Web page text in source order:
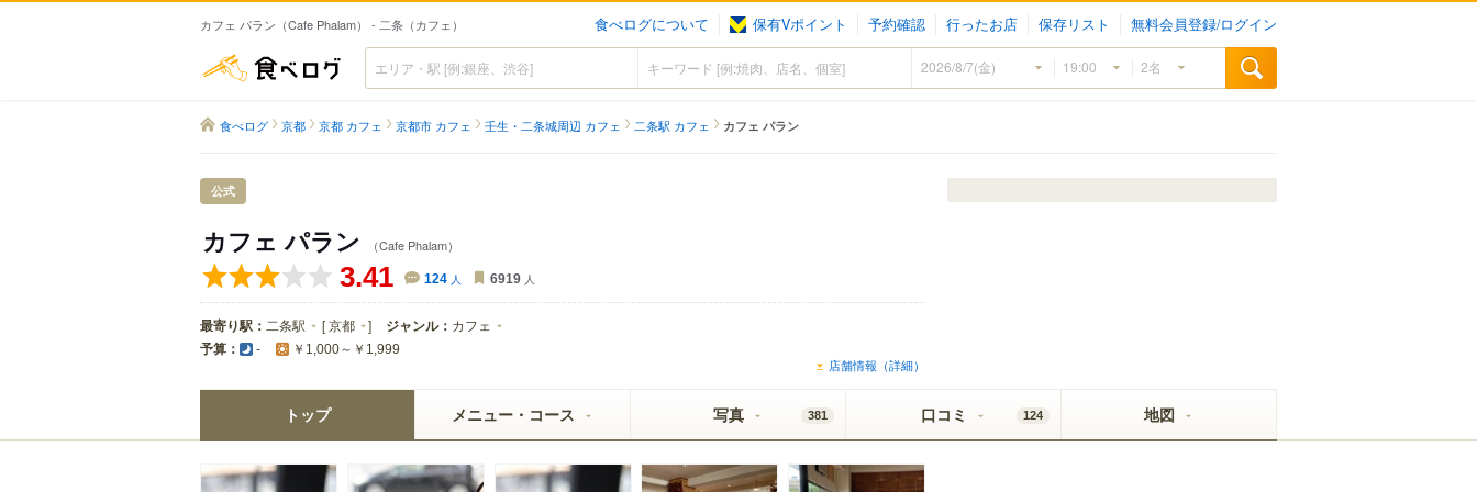
カフェ パラン（Cafe Phalam） - 二条（カフェ） 食べログについて 保有Vポイント 予約確認 行ったお店 保存リスト 無料会員登録/ログイン
食べログ
食べログ 京都 京都 カフェ 京都市 カフェ 壬生・二条城周辺 カフェ 二条駅 カフェ カフェ パラン
公式
カフェ パラン （Cafe Phalam）
3.41 124 人 6919 人
最寄り駅： 二条駅 [京都 ] ジャンル： カフェ
予算： - ￥1,000～￥1,999
店舗情報（詳細）
トップ メニュー・コース 写真 381 口コミ 124 地図